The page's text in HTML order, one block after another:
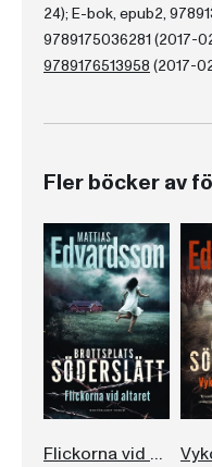
24); E-bok, epub2,
9789175036281 (2017-
9789176513958 (2017-
Fler böcker av
Flickorna vid altaret